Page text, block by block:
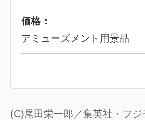
価格：
アミューズメント用景品
(C)尾田栄一郎／集英社・フジ